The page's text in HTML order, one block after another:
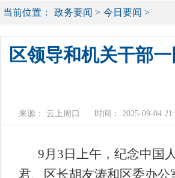
当前位置： 政务要闻 > 今日要闻 >
区领导和机关干部
来源： 云上周口 时间： 2025-09-04
9月3日上午，纪念中国
君、区长胡友涛和区委办